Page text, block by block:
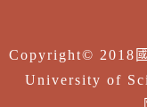
Copyright© 2018
University of